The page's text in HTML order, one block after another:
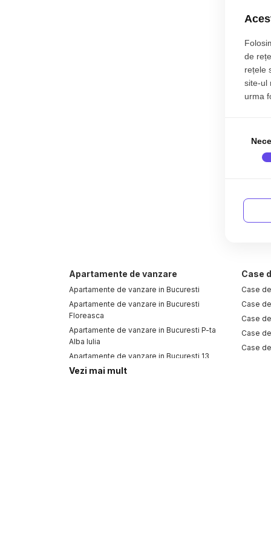
Apartamente de vanzare
Apartamente de vanzare in Bucuresti
Apartamente de vanzare in Bucuresti
Floreasca
Apartamente de vanzare in Bucuresti P-ta
Alba Iulia
Apartamente de vanzare in Bucuresti 13
Septembrie
Case
Case
Case
Case
Case
Case
Vezi mai mult
de
rețele
site-ul
urma